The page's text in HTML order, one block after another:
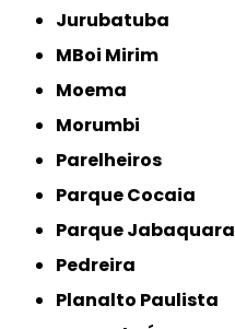
Jurubatuba
MBoi Mirim
Moema
Morumbi
Parelheiros
Parque Cocaia
Parque Jabaquara
Pedreira
Planalto Paulista